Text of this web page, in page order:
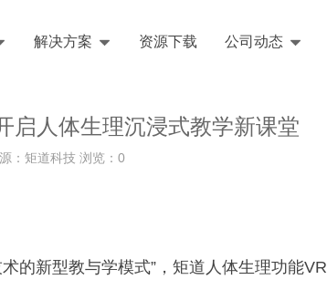
解决方案 资源下载 公司动态
启人体生理沉浸式教学新课堂
：矩道科技 浏览： 0
新型教与学模式”，矩道人体生理功能VR